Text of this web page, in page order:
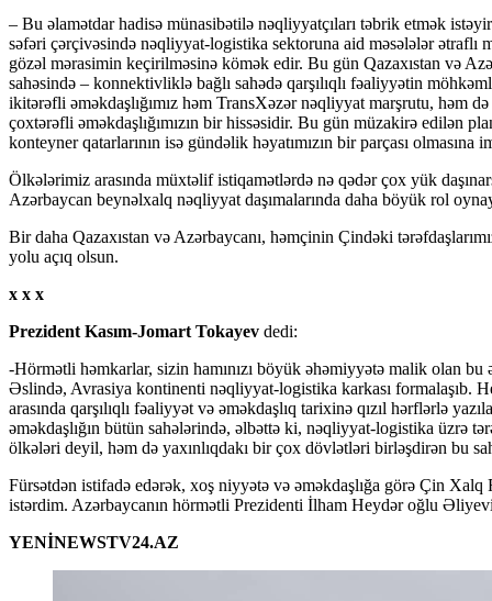
– Bu əlamətdar hadisə münasibətilə nəqliyyatçıları təbrik etmək
səfəri çərçivəsində nəqliyyat-logistika sektoruna aid məsələlər
gözəl mərasimin keçirilməsinə kömək edir. Bu gün Qazaxıstan və
sahəsində – konnektivliklə bağlı sahədə qarşılıqlı fəaliyyətin
ikitərəfli əməkdaşlığımız həm TransXəzər nəqliyyat marşrutu, həm
çoxtərəfli əməkdaşlığımızın bir hissəsidir. Bu gün müzakirə edilən
konteyner qatarlarının isə gündəlik həyatımızın bir parçası olmasına
Ölkələrimiz arasında müxtəlif istiqamətlərdə nə qədər çox yük
Azərbaycan beynəlxalq nəqliyyat daşımalarında daha böyük rol
Bir daha Qazaxıstan və Azərbaycanı, həmçinin Çindəki
yolu açıq olsun.
x x x
Prezident Kasım-Jomart Tokayev dedi:
-Hörmətli həmkarlar, sizin hamınızı böyük əhəmiyyətə malik olan
Əslində, Avrasiya kontinenti nəqliyyat-logistika karkası formalaşıb.
arasında qarşılıqlı fəaliyyət və əməkdaşlıq tarixinə qızıl hərflərlə
əməkdaşlığın bütün sahələrində, əlbəttə ki, nəqliyyat-logistika üzrə
ölkələri deyil, həm də yaxınlıqdakı bir çox dövlətləri birləşdirən bu
Fürsətdən istifadə edərək, xoş niyyətə və əməkdaşlığa görə Çin Xalq
istərdim. Azərbaycanın hörmətli Prezidenti İlham Heydər oğlu
YENİNEWSTV24.AZ